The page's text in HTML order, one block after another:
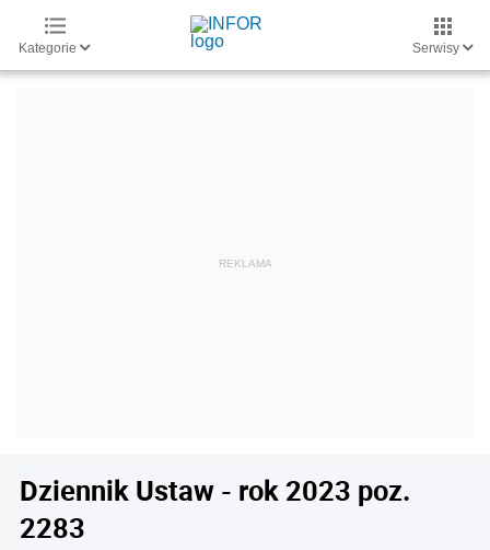
Kategorie Serwisy
Dziennik Ustaw - rok 2023 poz.
2283